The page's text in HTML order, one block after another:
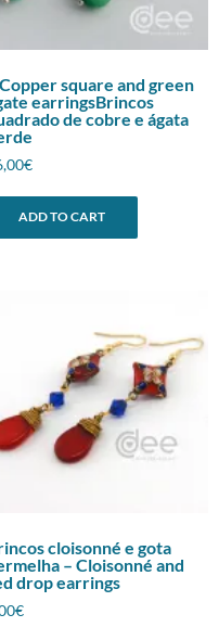
square and green
earringsBrincos
de cobre e ágata
€
ADD TO CART
cloisonné e gota
– Cloisonné and
drop earrings
€